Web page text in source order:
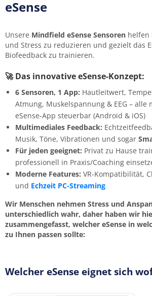
Straße und Hausnummer*
PLZ*
Land*
eSense
Unsere Mindfield eSense Sensoren helfen
und Stress zu reduzieren und gezielt das
Biofeedback zu trainieren.
🚀 Das innovative eSense-Konzept:
6 Sensoren, 1 App: Hautleitwert,
Atmung, Muskelspannung & EEG – alle
eSense-App steuerbar (Android & iOS)
Multimediales Feedback:
Musik, Töne, Vibrationen und sogar
Für jeden geeignet: Privat zu Hause
professionell in Praxis/Coaching
Moderne Features: VR-Kompatibilität,
und Echzeit PC-Streaming
Wir Menschen nehmen Stress und
unterschiedlich wahr, daher haben wir
zusammengefasst, welcher eSense in
zu Ihnen passen sollte:
Welcher eSense eignet sich